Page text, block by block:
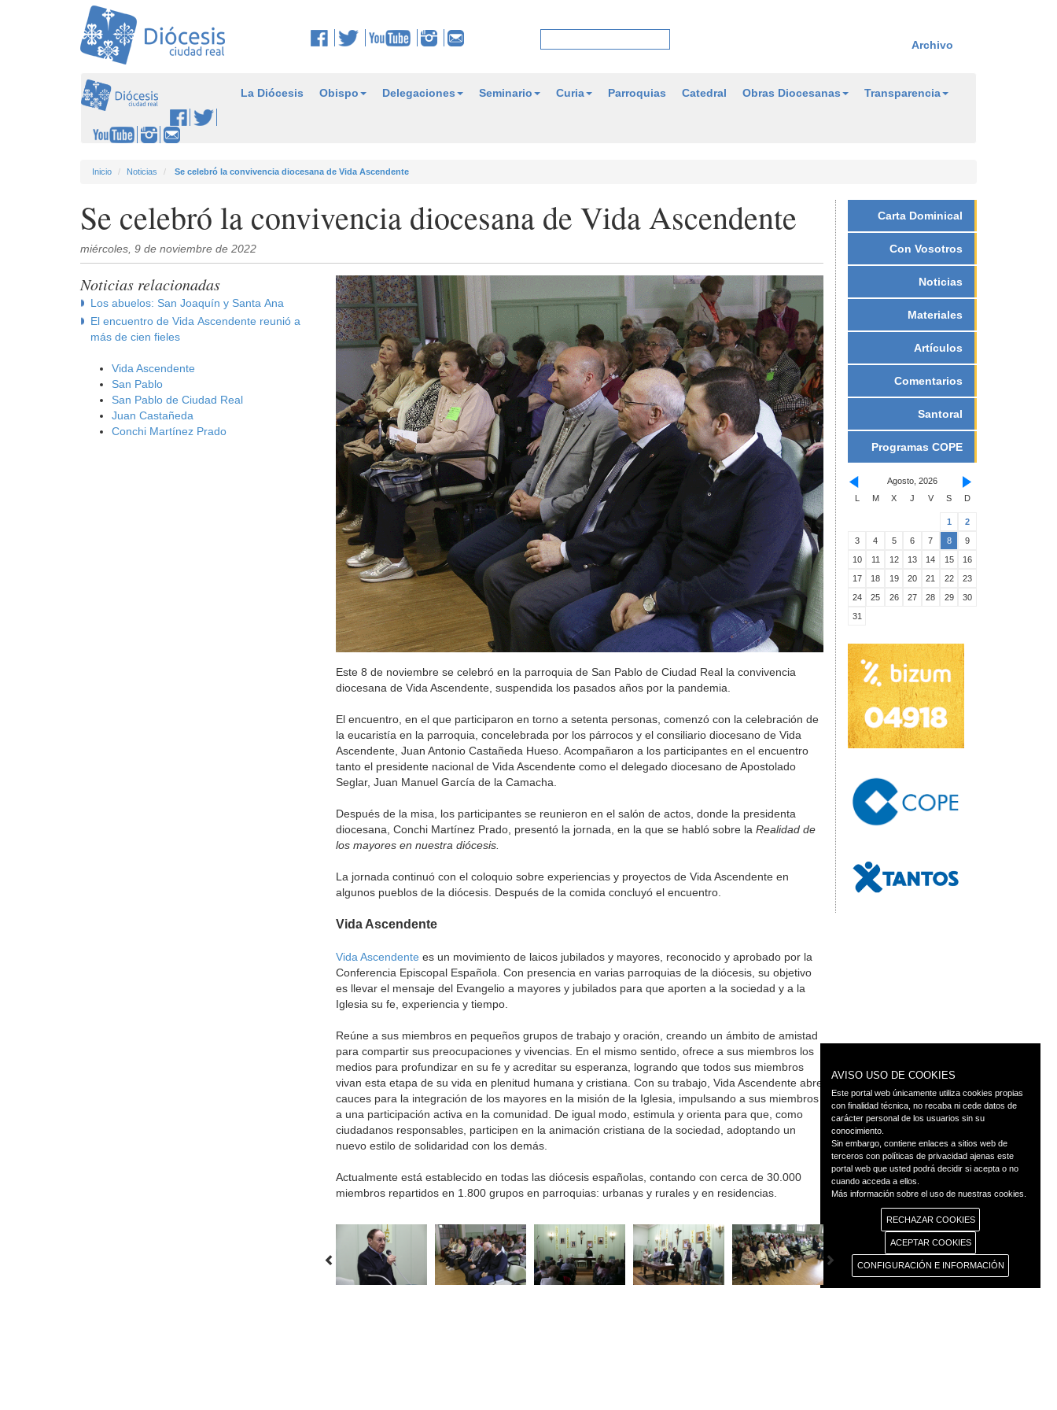
Archivo
La Diócesis Obispo Delegaciones Seminario Curia Parroquias Catedral Obras Diocesanas Transparencia
Inicio Noticias Se celebró la convivencia diocesana de Vida Ascendente
Se celebró la convivencia diocesana de Vida Ascendente
miércoles, 9 de noviembre de 2022
Noticias relacionadas
Los abuelos: San Joaquín y Santa Ana
El encuentro de Vida Ascendente reunió a
más de cien fieles
Vida Ascendente
San Pablo
San Pablo de Ciudad Real
Juan Castañeda
Conchi Martínez Prado
Este 8 de noviembre se celebró en la parroquia de San Pablo de Ciudad Real la convivencia
diocesana de Vida Ascendente, suspendida los pasados años por la pandemia.
El encuentro, en el que participaron en torno a setenta personas, comenzó con la celebración de
la eucaristía en la parroquia, concelebrada por los párrocos y el consiliario diocesano de Vida
Ascendente, Juan Antonio Castañeda Hueso. Acompañaron a los participantes en el encuentro
tanto el presidente nacional de Vida Ascendente como el delegado diocesano de Apostolado
Seglar, Juan Manuel García de la Camacha.
Después de la misa, los participantes se reunieron en el salón de actos, donde la presidenta
diocesana, Conchi Martínez Prado, presentó la jornada, en la que se habló sobre la Realidad de
los mayores en nuestra diócesis.
La jornada continuó con el coloquio sobre experiencias y proyectos de Vida Ascendente en
algunos pueblos de la diócesis. Después de la comida concluyó el encuentro.
Vida Ascendente
Vida Ascendente es un movimiento de laicos jubilados y mayores, reconocido y aprobado por la
Conferencia Episcopal Española. Con presencia en varias parroquias de la diócesis, su objetivo
es llevar el mensaje del Evangelio a mayores y jubilados para que aporten a la sociedad y a la
Iglesia su fe, experiencia y tiempo.
Reúne a sus miembros en pequeños grupos de trabajo y oración, creando un ámbito de amistad
para compartir sus preocupaciones y vivencias. En el mismo sentido, ofrece a sus miembros los
medios para profundizar en su fe y acreditar su esperanza, logrando que todos sus miembros
vivan esta etapa de su vida en plenitud humana y cristiana. Con su trabajo, Vida Ascendente abre
cauces para la integración de los mayores en la misión de la Iglesia, impulsando a sus miembros
a una participación activa en la comunidad. De igual modo, estimula y orienta para que, como
ciudadanos responsables, participen en la animación cristiana de la sociedad, adoptando un
nuevo estilo de solidaridad con los demás.
Actualmente está establecido en todas las diócesis españolas, contando con cerca de 30.000
miembros repartidos en 1.800 grupos en parroquias: urbanas y rurales y en residencias.
Carta Dominical
Con Vosotros
Noticias
Materiales
Artículos
Comentarios
Santoral
Programas COPE
Agosto, 2026
L
M X J V S D
1
2
3
4 5 6 7 8
9
10
11 12 13 14 15
16
17
18 19 20 21 22
23
24
25 26 27 28 29
30
31
AVISO USO DE COOKIES
Este portal web únicamente utiliza cookies propias
con finalidad técnica, no recaba ni cede datos de
carácter personal de los usuarios sin su
conocimiento.
Sin embargo, contiene enlaces a sitios web de
terceros con políticas de privacidad ajenas este
portal web que usted podrá decidir si acepta o no
cuando acceda a ellos.
Más información sobre el uso de nuestras cookies.
RECHAZAR COOKIES
ACEPTAR COOKIES
CONFIGURACIÓN E INFORMACIÓN